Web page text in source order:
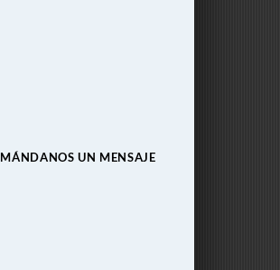
MÁNDANOS UN MENSAJE